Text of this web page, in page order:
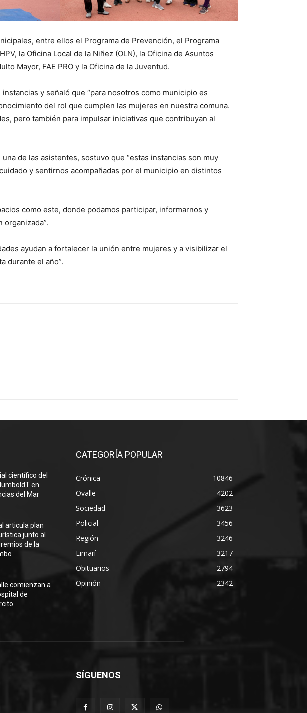
entre ellos el Programa de Prevención, el Programa
la Oficina Local de la Niñez (OLN), la Oficina de Asuntos
Mayor, FAE PRO y la Oficina de la Juventud.
y señaló que “para nosotros como municipio es
del rol que cumplen las mujeres en nuestra comuna.
pero también para impulsar iniciativas que contribuyan al
de las asistentes, sostuvo que “estas instancias son muy
y sentirnos acompañadas por el municipio en distintos
como este, donde podamos participar, informarnos y
organizada”.
ayudan a fortalecer la unión entre mujeres y a visibilizar el
durante el año”.
científico del
en
del Mar
articula plan
junto al
de la
comienzan a
de
CATEGORÍA POPULAR
Crónica
10846
Ovalle
4202
Sociedad
3623
Policial
3456
Región
3246
Limarí
3217
Obituarios
2794
Opinión
2342
SÍGUENOS